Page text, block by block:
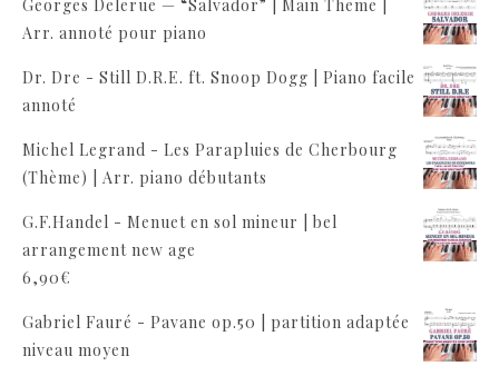
Georges Delerue — “Salvador” | Main Theme |
Arr. annoté pour piano
Dr. Dre - Still D.R.E. ft. Snoop Dogg | Piano facile
annoté
Michel Legrand - Les Parapluies de Cherbourg
(Thème) | Arr. piano débutants
G.F.Handel - Menuet en sol mineur | bel
arrangement new age
6,90€
Gabriel Fauré - Pavane op.50 | partition adaptée
niveau moyen